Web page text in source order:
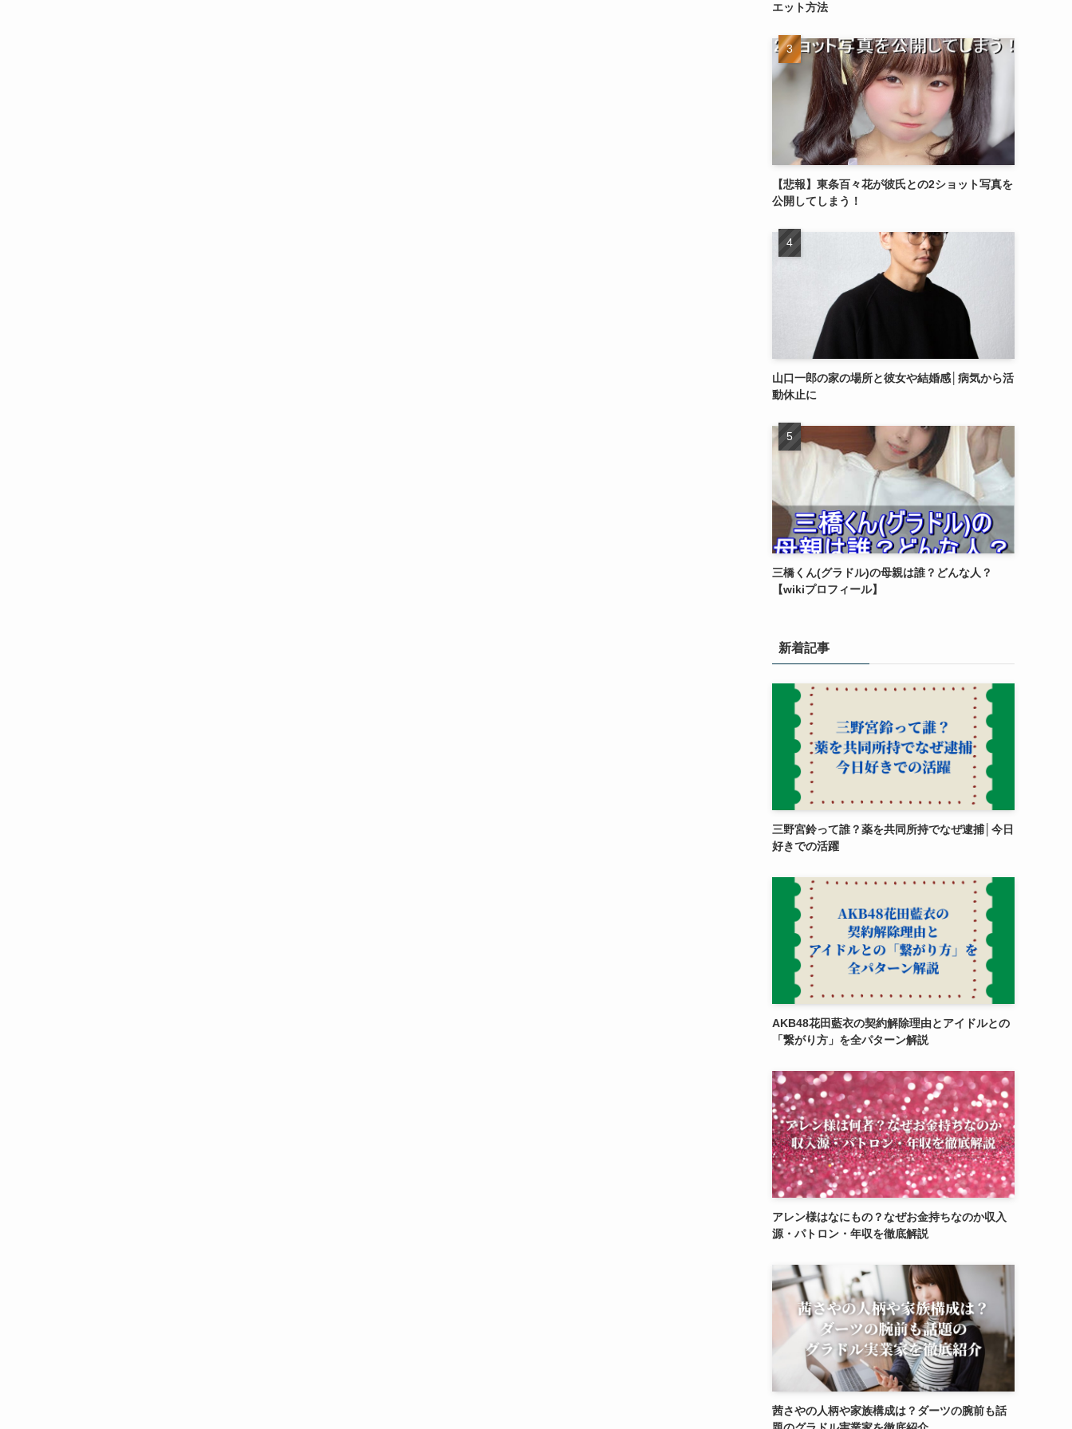
エット方法
【悲報】東条百々花が彼氏との2ショット写真を
公開してしまう！
山口一郎の家の場所と彼女や結婚感│病気から活
動休止に
三橋くん(グラドル)の母親は誰？どんな人？
【wikiプロフィール】
新着記事
三野宮鈴って誰？薬を共同所持でなぜ逮捕│今日
好きでの活躍
AKB48花田藍衣の契約解除理由とアイドルとの
「繋がり方」を全パターン解説
アレン様はなにもの？なぜお金持ちなのか収入
源・パトロン・年収を徹底解説
茜さやの人柄や家族構成は？ダーツの腕前も話